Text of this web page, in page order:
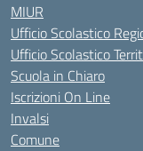
MIUR
Ufficio Scolastico
Ufficio Scolastico
Scuola in Chiaro
Iscrizioni On Line
Invalsi
Comune